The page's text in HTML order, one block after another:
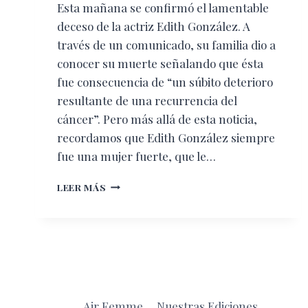
Esta mañana se confirmó el lamentable
deceso de la actriz Edith González. A
través de un comunicado, su familia dio a
conocer su muerte señalando que ésta
fue consecuencia de “un súbito deterioro
resultante de una recurrencia del
cáncer”. Pero más allá de esta noticia,
recordamos que Edith González siempre
fue una mujer fuerte, que le…
LEER MÁS ASÍ